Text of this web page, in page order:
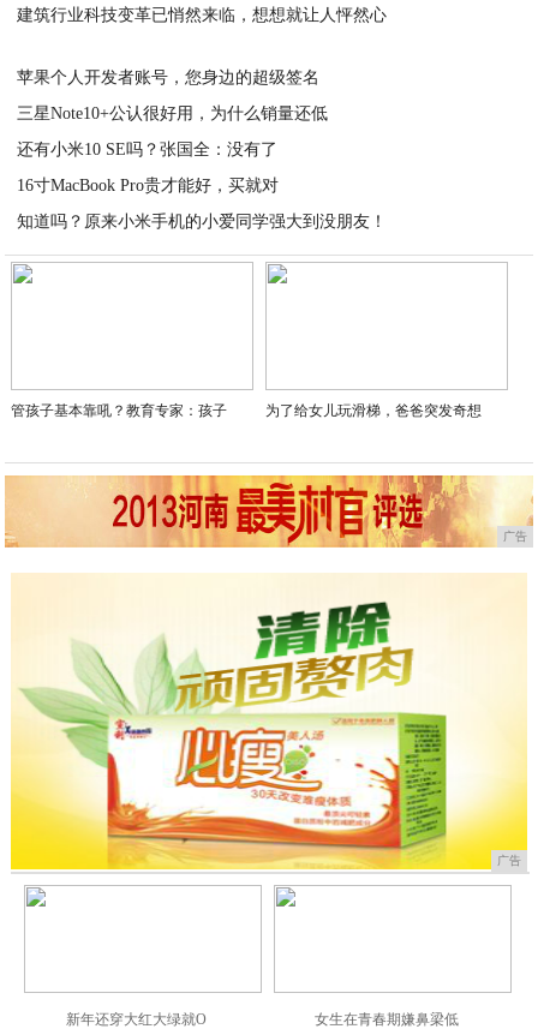
建筑行业科技变革已悄然来临，想想就让人怦然心
苹果个人开发者账号，您身边的超级签名
三星Note10+公认很好用，为什么销量还低
还有小米10 SE吗？张国全：没有了
16寸MacBook Pro贵才能好，买就对
知道吗？原来小米手机的小爱同学强大到没朋友！
2020-04-01
管孩子基本靠吼？教育专家：孩子 为了给女儿玩滑梯，爸爸突发奇想
广告
广告
新年还穿大红大绿就O 女生在青春期嫌鼻梁低